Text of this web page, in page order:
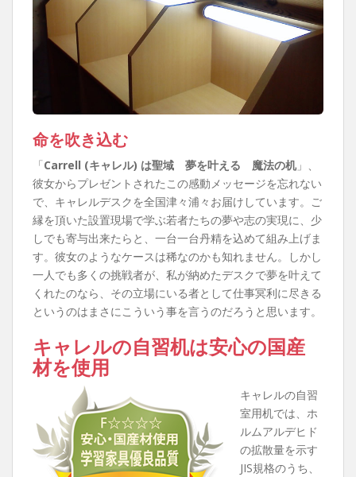
命を吹き込む
「Carrell (キャレル) は聖域 夢を叶える 魔法の机 」、
彼女からプレゼントされたこの感動メッセージを忘れない
で、キャレルデスクを全国津々浦々お届けしています。ご
縁を頂いた設置現場で学ぶ若者たちの夢や志の実現に、少
しでも寄与出来たらと、一台一台丹精を込めて組み上げま
す。彼女のようなケースは稀なのかも知れません。しかし
一人でも多くの挑戦者が、私が納めたデスクで夢を叶えて
くれたのなら、その立場にいる者として仕事冥利に尽きる
というのはまさにこういう事を言うのだろうと思います。
キャレルの自習机は安心の国産
材を使用
キャレルの自習
室用机では、ホ
ルムアルデヒド
の拡散量を示す
JIS規格のうち、